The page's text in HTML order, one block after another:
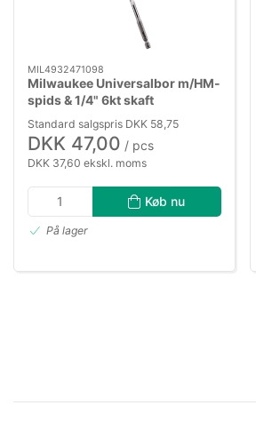
MIL4932471098
Milwaukee Universalbor m/HM-
spids & 1/4" 6kt skaft
6×200mm
Standard salgspris DKK 58,75
DKK 47,00 / pcs
DKK 37,60 ekskl. moms
Køb nu
På lager